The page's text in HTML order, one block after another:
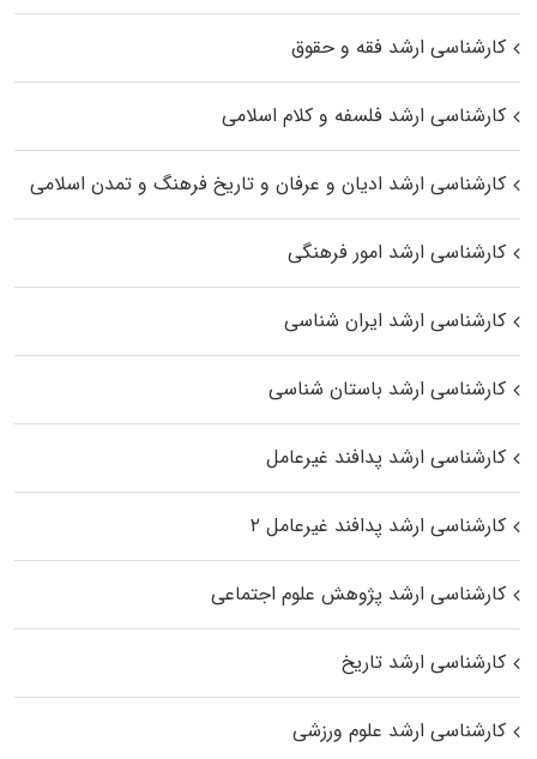
کارشناسی ارشد فقه و حقوق
کارشناسی ارشد فلسفه و کلام اسلامی
کارشناسی ارشد ادیان و عرفان و تاریخ فرهنگ و تمدن اسلامی
کارشناسی ارشد امور فرهنگی
کارشناسی ارشد ایران شناسی
کارشناسی ارشد باستان شناسی
کارشناسی ارشد پدافند غیرعامل
کارشناسی ارشد پدافند غیرعامل ۲
کارشناسی ارشد پژوهش علوم اجتماعی
کارشناسی ارشد تاریخ
کارشناسی ارشد علوم ورزشی